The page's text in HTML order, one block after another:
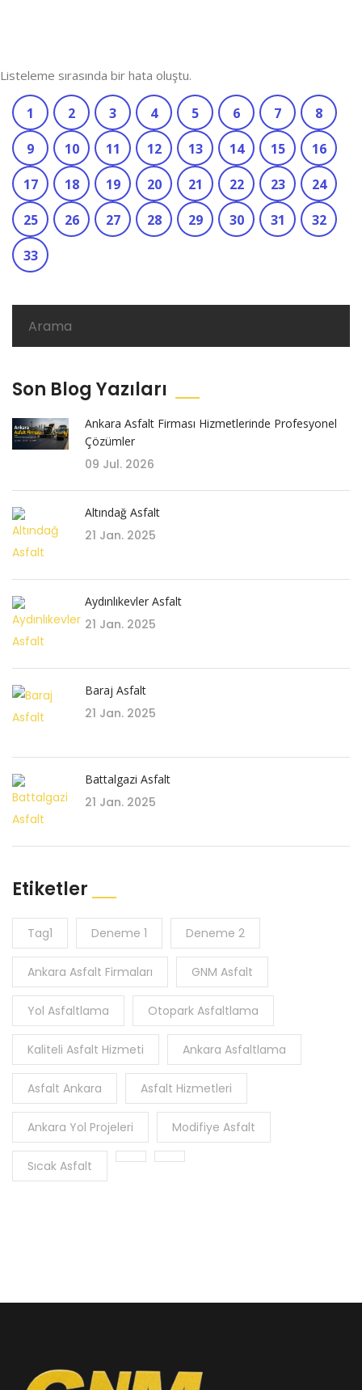
Listeleme sırasında bir hata oluştu.
1 2 3 4 5 6 7
8
9
10 11 12 13 14 15
16
17
18 19 20 21 22 23
24
25
26 27 28 29 30 31
32
33
Son Blog Yazıları
Ankara Asfalt Firması Hizmetlerinde Profesyonel
Çözümler
09 Jul. 2026
Altındağ Asfalt
21 Jan. 2025
Aydınlıkevler Asfalt
21 Jan. 2025
Baraj Asfalt
21 Jan. 2025
Battalgazi Asfalt
21 Jan. 2025
Etiketler
Tag1 Deneme 1 Deneme 2
Ankara Asfalt Firmaları GNM Asfalt
Yol Asfaltlama Otopark Asfaltlama
Kaliteli Asfalt Hizmeti Ankara Asfaltlama
Asfalt Ankara Asfalt Hizmetleri
Ankara Yol Projeleri Modifiye Asfalt
Sıcak Asfalt